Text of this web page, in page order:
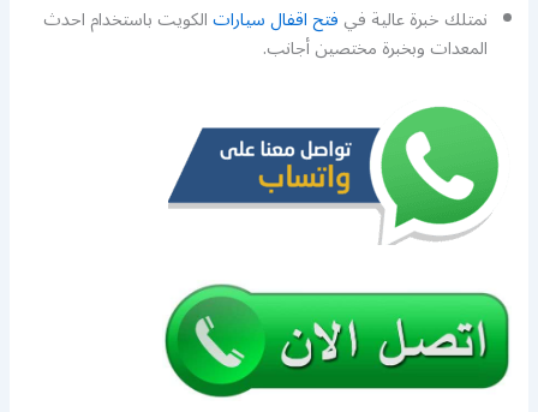
نمتلك خبرة عالية فيفتح اقفال سياراتالكويت باستخدام احدث
المعدات وبخبرة مختصين أجانب.